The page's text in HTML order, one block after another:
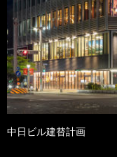
中日ビル建替計画